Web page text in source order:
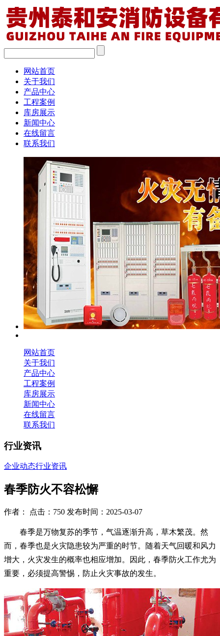
网站首页
关于我们
产品中心
工程案例
库房展示
新闻中心
在线留言
联系我们
网站首页
关于我们
产品中心
工程案例
库房展示
新闻中心
在线留言
联系我们
行业资讯
企业动态行业资讯
春季防火不容松懈
作者： 点击：750 发布时间：2025-03-07
春季是万物复苏的季节，气温逐渐升高，草木繁茂。然
而，春季也是火灾隐患较为严重的时节。随着天气回暖和风力
增大，火灾发生的概率也相应增加。因此，春季防火工作尤为
重要，必须提高警惕，防止火灾事故的发生。